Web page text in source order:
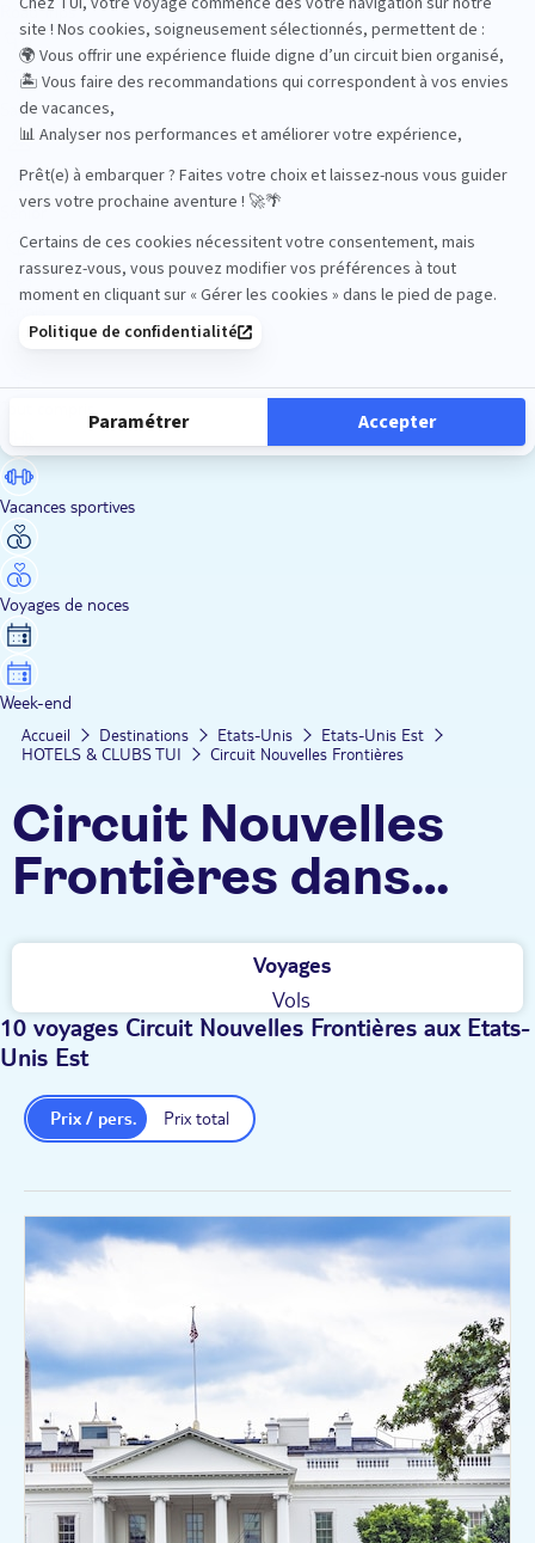
Road Trips
Safari
Sénior
Vacances sportives
Voyages de noces
Week-end
Accueil Destinations Etats-Unis
Etats-Unis Est
HOTELS & CLUBS TUI
Circuit Nouvelles Frontières
Circuit Nouvelles
Frontières dans
l'Est américain
Voyages
Vols
10 voyages Circuit Nouvelles Frontières aux Etats-
Unis Est
Prix total
Prix / pers.